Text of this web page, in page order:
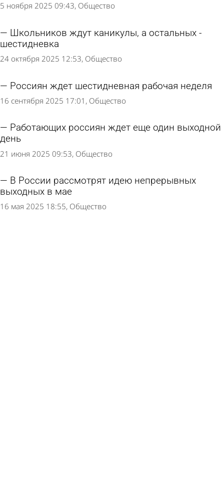
5 ноября 2025 09:43 Общество
Школьников ждут каникулы, а остальных -
шестидневка
24 октября 2025 12:53 Общество
Россиян ждет шестидневная рабочая неделя
16 сентября 2025 17:01 Общество
Работающих россиян ждет еще один выходной
день
21 июня 2025 09:53 Общество
В России рассмотрят идею непрерывных
выходных в мае
16 мая 2025 18:55 Общество